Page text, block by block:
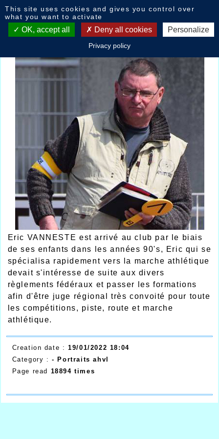
Eric VANNESTE
Eric VANNESTE est arrivé au club par le biais
de ses enfants dans les années 90's, Eric qui se
spécialisa rapidement vers la marche athlétique
devait s'intéresse de suite aux divers
règlements fédéraux et passer les formations
afin d'être juge régional très convoité pour toute
les compétitions, piste, route et marche
athlétique.
Creation date :19/01/2022 18:04
Category :- Portraits ahvl
Page read 18894 times
This site uses cookies and gives you control over
what you want to activate
OK, accept all Deny all cookies Personalize
Privacy policy